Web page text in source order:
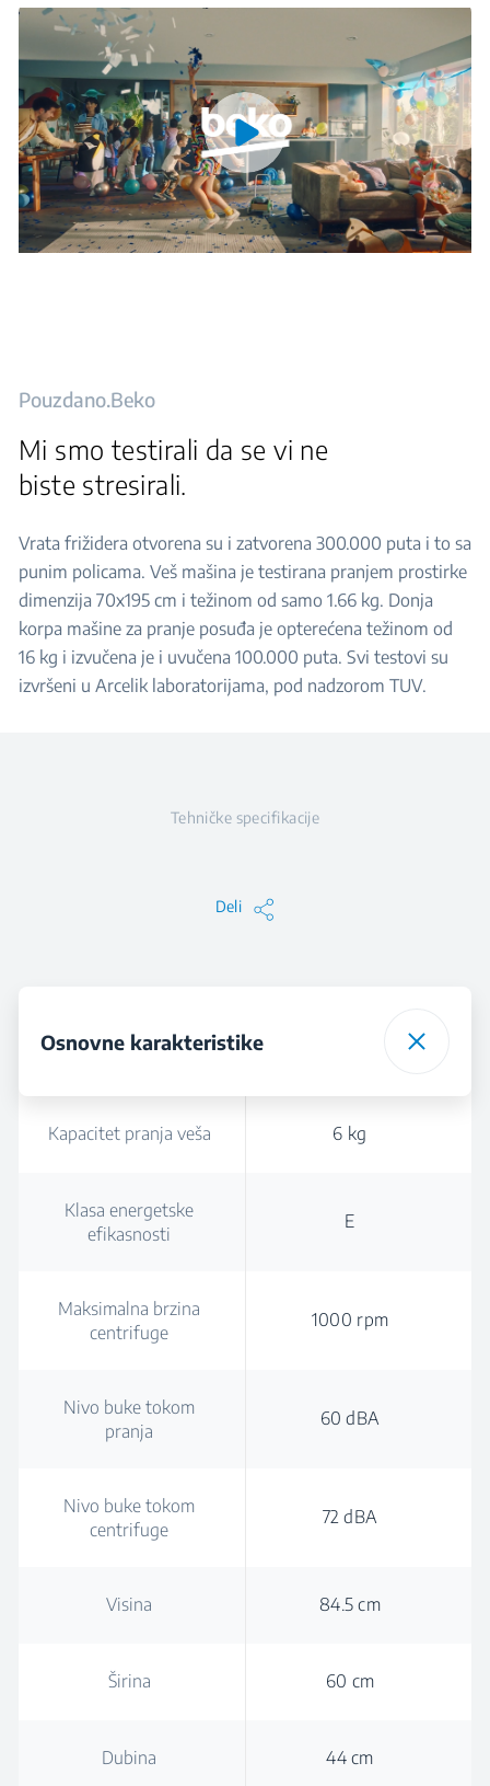
Pouzdano.Beko
Mi smo testirali da se vi ne
biste stresirali.
Vrata frižidera otvorena su i zatvorena 300.000 puta i to sa
punim policama. Veš mašina je testirana pranjem prostirke
dimenzija 70x195 cm i težinom od samo 1.66 kg. Donja
korpa mašine za pranje posuđa je opterećena težinom od
16 kg i izvučena je i uvučena 100.000 puta. Svi testovi su
izvršeni u Arcelik laboratorijama, pod nadzorom TUV.
Tehničke specifikacije
Deli
Osnovne karakteristike
Kapacitet pranja veša 6 kg
Klasa energetske
efikasnosti
E
Maksimalna brzina
centrifuge
1000 rpm
Nivo buke tokom
pranja
60 dBA
Nivo buke tokom
centrifuge
72 dBA
Visina 84.5 cm
Širina 60 cm
Dubina 44 cm